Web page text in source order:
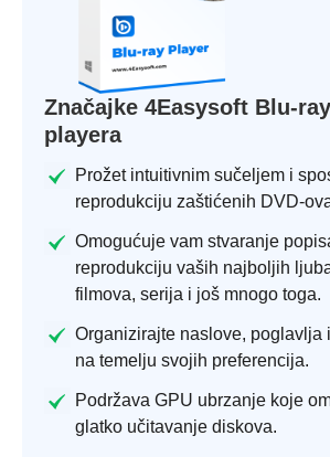
Značajke 4Easysoft Blu-
playera
Prožet intuitivnim sučeljem i
reprodukciju zaštićenih DVD-
Omogućuje vam stvaranje
reprodukciju vaših najboljih
filmova, serija i još mnogo toga.
Organizirajte naslove, poglavlja
na temelju svojih preferencija.
Podržava GPU ubrzanje koje
glatko učitavanje diskova.